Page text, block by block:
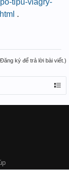
tipu-viagry-
.
ký để trả lời bài viết.)